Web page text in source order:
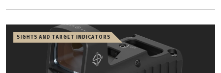
SIGHTS AND TARGET INDICATORS